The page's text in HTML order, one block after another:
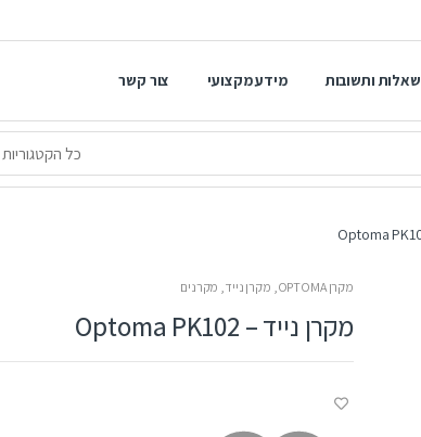
שאלות ותשובות מידע מקצועי צור קשר
מקרן OPTOMA , מקרן נייד, מקרנים
מקרן נייד – Optoma PK102